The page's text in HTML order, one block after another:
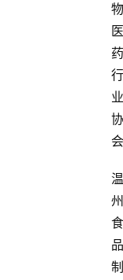
物
医
药
行
业
协
会
温
州
食
品
制